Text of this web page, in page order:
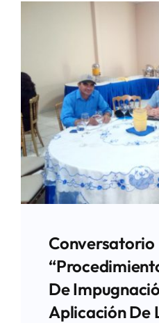
Conversatorio
De
Aplicación De